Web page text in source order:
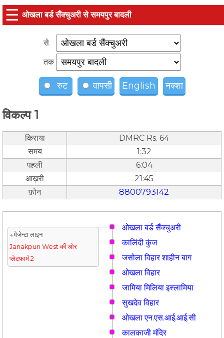
☰ ओखला बर्ड सैंक्चुअरी से समयपुर बादली
से
तक
रुट वापसी English नक्शा
विकल्प 1
किराया
DMRC Rs. 64
समय
1:32
पहली
6:04
आख़री
21:45
फ़ोन
8800793142
ओखला बर्ड सैंक्चुअरी
↓मेजेन्टा लाइन
Janakpuri West की ओर
प्लेटफार्म 2
कालिंदी कुंज
जसोला विहार शाहीन बाग
ओखला विहार
जामिया मिलिया इस्लामिया
सुखदेव विहार
ओखला एन.एस.आई.आई.सी
कालकाजी मंदिर